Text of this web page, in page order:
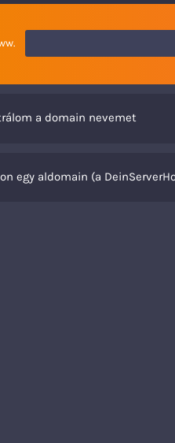
a domain nevemet
egy aldomain (a